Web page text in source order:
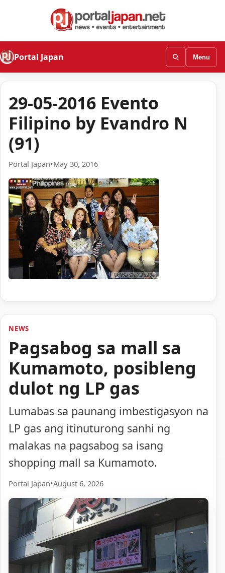
Portal Japan Menu
29-05-2016 Evento
Filipino by Evandro N
(91)
Portal Japan•May 30, 2016
NEWS
Pagsabog sa mall sa
Kumamoto, posibleng
dulot ng LP gas
Lumabas sa paunang imbestigasyon na
LP gas ang itinuturong sanhi ng
malakas na pagsabog sa isang
shopping mall sa Kumamoto.
Portal Japan•August 6, 2026